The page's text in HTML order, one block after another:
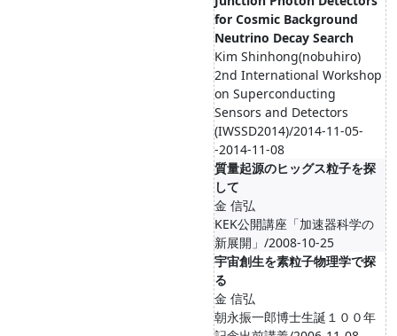
for Cosmic Background
Neutrino Decay Search
Kim Shinhong(nobuhiro)
2nd International Workshop
on Superconducting
Sensors and Detectors
(IWSSD2014)/2014-11-05-
-2014-11-08
質量起源のヒッグス粒子を探
して
金 信弘
KEK公開講座「加速器科学の
新展開」/2008-10-25
宇宙創生を素粒子物理学で探
る
金 信弘
朝永振一郎博士生誕１００年